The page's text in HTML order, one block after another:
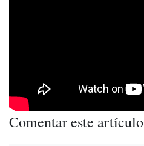
Comentar este artículo